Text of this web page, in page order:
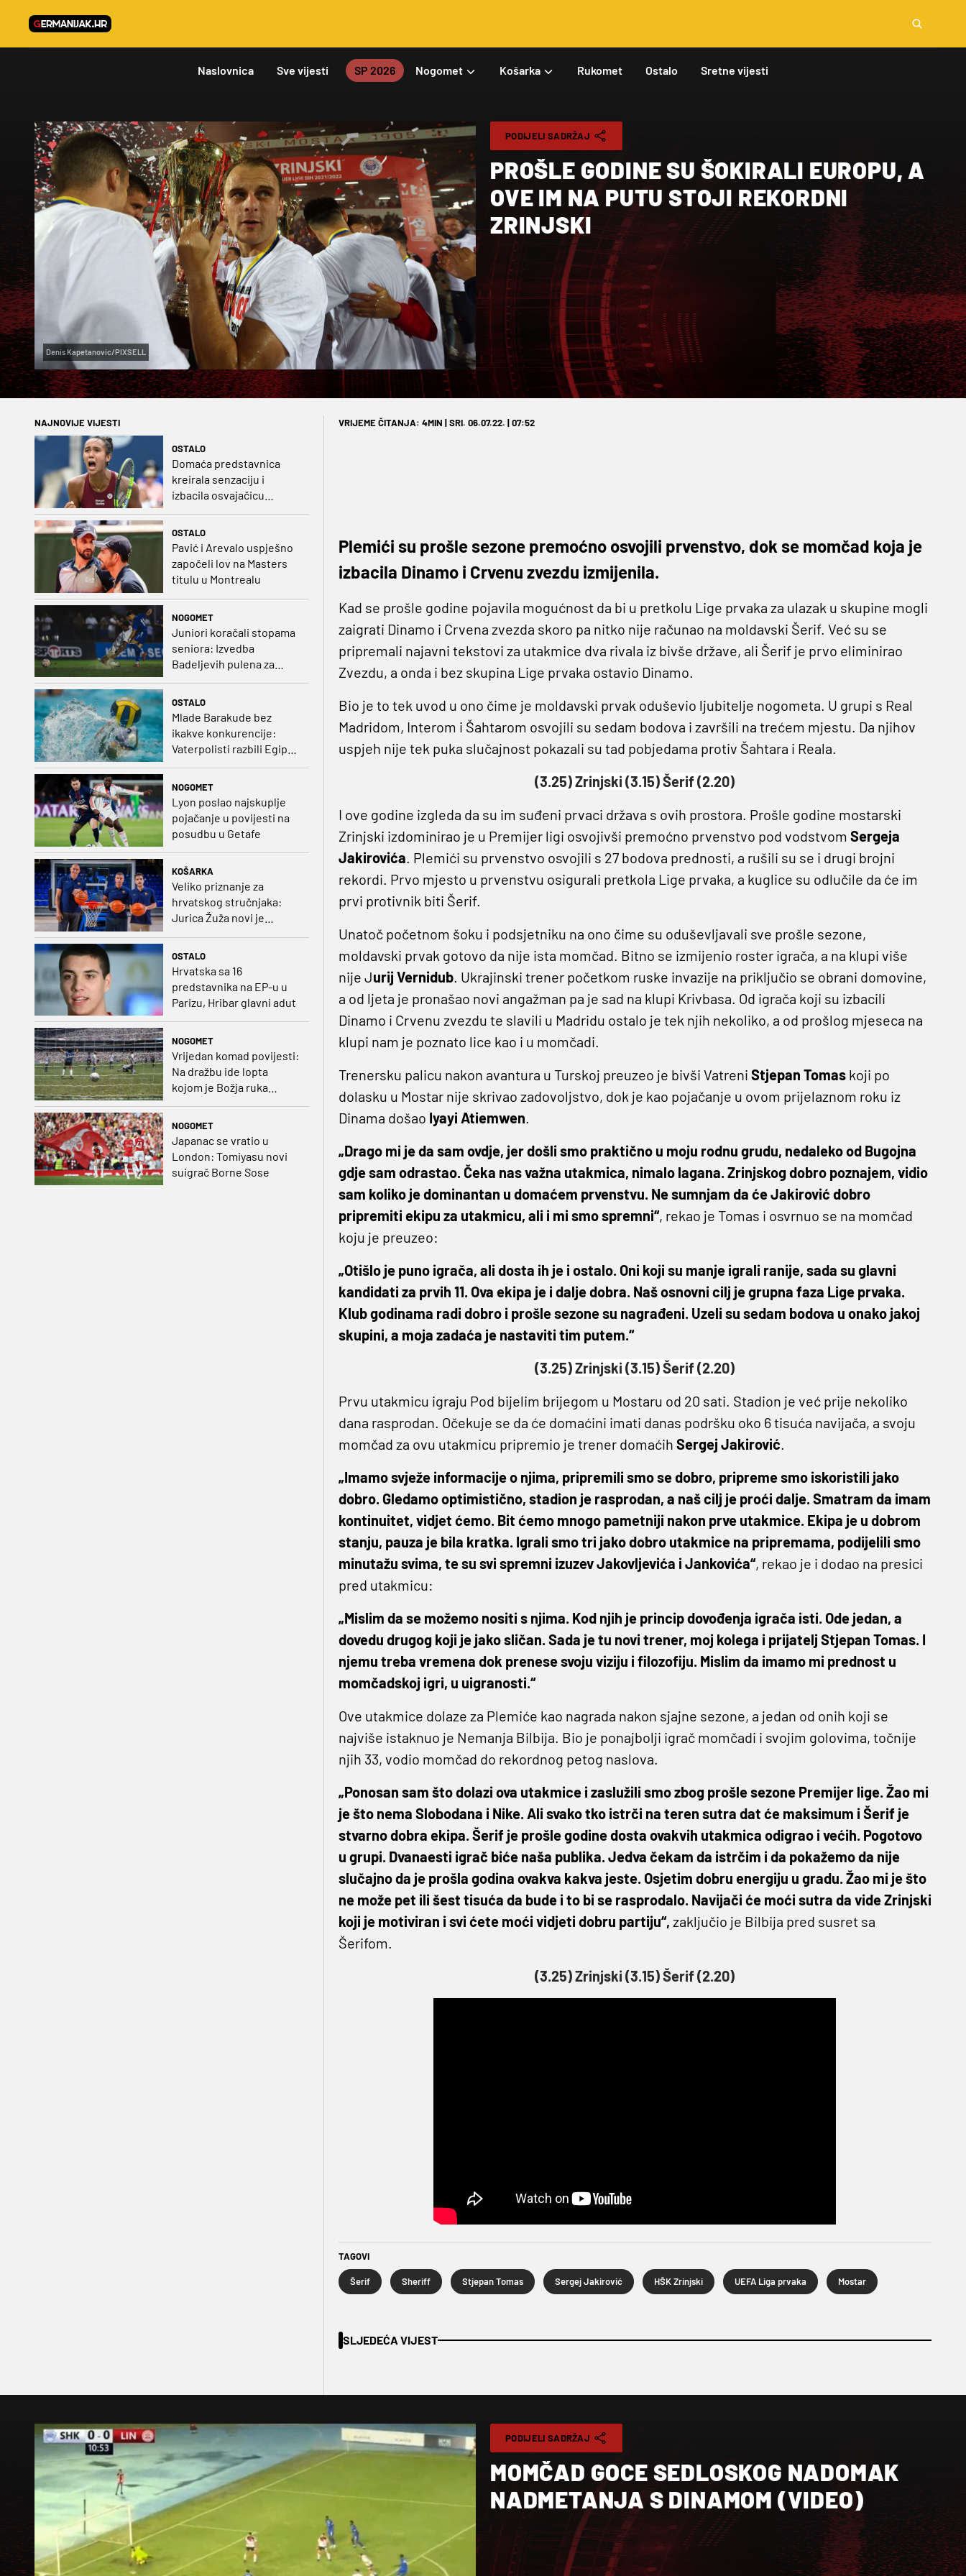
Naslovnica Sve vijesti SP 2026 Nogomet Košarka Rukomet Ostalo Sretne vijesti
Denis Kapetanovic/PIXSELL
PODIJELI SADRŽAJ
PROŠLE GODINE SU ŠOKIRALI EUROPU, A
OVE IM NA PUTU STOJI REKORDNI
ZRINJSKI
NAJNOVIJE VIJESTI
OSTALO
Domaća predstavnica
kreirala senzaciju i
izbacila osvajačicu
OSTALO
Pavić i Arevalo uspješno
započeli lov na Masters
titulu u Montrealu
NOGOMET
Juniori koračali stopama
seniora: Izvedba
Badeljevih pulena za
čistu peticu protiv
OSTALO
Mlade Barakude bez
ikakve konkurencije:
Vaterpolisti razbili Egipat
za polufinale SP-a!
NOGOMET
Lyon poslao najskuplje
pojačanje u povijesti na
posudbu u Getafe
KOŠARKA
Veliko priznanje za
hrvatskog stručnjaka:
Jurica Žuža novi je
OSTALO
Hrvatska sa 16
predstavnika na EP-u u
Parizu, Hribar glavni adut
NOGOMET
Vrijedan komad povijesti:
Na dražbu ide lopta
kojom je Božja ruka
NOGOMET
Japanac se vratio u
London: Tomiyasu novi
suigrač Borne Sose
VRIJEME ČITANJA: 4MIN | SRI. 06.07.22. | 07:52
Plemići su prošle sezone premoćno osvojili prvenstvo, dok se momčad koja je
izbacila Dinamo i Crvenu zvezdu izmijenila.
Kad se prošle godine pojavila mogućnost da bi u pretkolu Lige prvaka za ulazak u skupine mogli
zaigrati Dinamo i Crvena zvezda skoro pa nitko nije računao na moldavski Šerif. Već su se
pripremali najavni tekstovi za utakmice dva rivala iz bivše države, ali Šerif je prvo eliminirao
Zvezdu, a onda i bez skupina Lige prvaka ostavio Dinamo.
Bio je to tek uvod u ono čime je moldavski prvak oduševio ljubitelje nogometa. U grupi s Real
Madridom, Interom i Šahtarom osvojili su sedam bodova i završili na trećem mjestu. Da njihov
uspjeh nije tek puka slučajnost pokazali su tad pobjedama protiv Šahtara i Reala.
(3.25) Zrinjski (3.15) Šerif (2.20)
I ove godine izgleda da su im suđeni prvaci država s ovih prostora. Prošle godine mostarski
Zrinjski izdominirao je u Premijer ligi osvojivši premoćno prvenstvo pod vodstvom Sergeja
Jakirovića. Plemići su prvenstvo osvojili s 27 bodova prednosti, a rušili su se i drugi brojni
rekordi. Prvo mjesto u prvenstvu osigurali pretkola Lige prvaka, a kuglice su odlučile da će im
prvi protivnik biti Šerif.
Unatoč početnom šoku i podsjetniku na ono čime su oduševljavali sve prošle sezone,
moldavski prvak gotovo da nije ista momčad. Bitno se izmijenio roster igrača, a na klupi više
nije Jurij Vernidub. Ukrajinski trener početkom ruske invazije na priključio se obrani domovine,
a od ljeta je pronašao novi angažman pa je sad na klupi Krivbasa. Od igrača koji su izbacili
Dinamo i Crvenu zvezdu te slavili u Madridu ostalo je tek njih nekoliko, a od prošlog mjeseca na
klupi nam je poznato lice kao i u momčadi.
Trenersku palicu nakon avantura u Turskoj preuzeo je bivši Vatreni Stjepan Tomaskoji po
dolasku u Mostar nije skrivao zadovoljstvo, dok je kao pojačanje u ovom prijelaznom roku iz
Dinama došao Iyayi Atiemwen.
„Drago mi je da sam ovdje, jer došli smo praktično u moju rodnu grudu, nedaleko od Bugojna
gdje sam odrastao. Čeka nas važna utakmica, nimalo lagana. Zrinjskog dobro poznajem, vidio
sam koliko je dominantan u domaćem prvenstvu. Ne sumnjam da će Jakirović dobro
pripremiti ekipu za utakmicu, ali i mi smo spremni“, rekao je Tomas i osvrnuo se na momčad
koju je preuzeo:
„Otišlo je puno igrača, ali dosta ih je i ostalo. Oni koji su manje igrali ranije, sada su glavni
kandidati za prvih 11. Ova ekipa je i dalje dobra. Naš osnovni cilj je grupna faza Lige prvaka.
Klub godinama radi dobro i prošle sezone su nagrađeni. Uzeli su sedam bodova u onako jakoj
skupini, a moja zadaća je nastaviti tim putem.“
(3.25) Zrinjski (3.15) Šerif (2.20)
Prvu utakmicu igraju Pod bijelim brijegom u Mostaru od 20 sati. Stadion je već prije nekoliko
dana rasprodan. Očekuje se da će domaćini imati danas podršku oko 6 tisuća navijača, a svoju
momčad za ovu utakmicu pripremio je trener domaćih Sergej Jakirović.
„Imamo svježe informacije o njima, pripremili smo se dobro, pripreme smo iskoristili jako
dobro. Gledamo optimistično, stadion je rasprodan, a naš cilj je proći dalje. Smatram da imam
kontinuitet, vidjet ćemo. Bit ćemo mnogo pametniji nakon prve utakmice. Ekipa je u dobrom
stanju, pauza je bila kratka. Igrali smo tri jako dobro utakmice na pripremama, podijelili smo
minutažu svima, te su svi spremni izuzev Jakovljevića i Jankovića“, rekao je i dodao na presici
pred utakmicu:
„Mislim da se možemo nositi s njima. Kod njih je princip dovođenja igrača isti. Ode jedan, a
dovedu drugog koji je jako sličan. Sada je tu novi trener, moj kolega i prijatelj Stjepan Tomas. I
njemu treba vremena dok prenese svoju viziju i filozofiju. Mislim da imamo mi prednost u
momčadskoj igri, u uigranosti.“
Ove utakmice dolaze za Plemiće kao nagrada nakon sjajne sezone, a jedan od onih koji se
najviše istaknuo je Nemanja Bilbija. Bio je ponajbolji igrač momčadi i svojim golovima, točnije
njih 33, vodio momčad do rekordnog petog naslova.
„Ponosan sam što dolazi ova utakmice i zaslužili smo zbog prošle sezone Premijer lige. Žao mi
je što nema Slobodana i Nike. Ali svako tko istrči na teren sutra dat će maksimum i Šerif je
stvarno dobra ekipa. Šerif je prošle godine dosta ovakvih utakmica odigrao i većih. Pogotovo
u grupi. Dvanaesti igrač biće naša publika. Jedva čekam da istrčim i da pokažemo da nije
slučajno da je prošla godina ovakva kakva jeste. Osjetim dobru energiju u gradu. Žao mi je što
ne može pet ili šest tisuća da bude i to bi se rasprodalo. Navijači će moći sutra da vide Zrinjski
koji je motiviran i svi ćete moći vidjeti dobru partiju“, zaključio je Bilbija pred susret sa
Šerifom.
(3.25) Zrinjski (3.15) Šerif (2.20)
TAGOVI
Šerif Sheriff Stjepan Tomas Sergej Jakirović HŠK Zrinjski UEFA Liga prvaka Mostar
SLJEDEĆA VIJEST
PODIJELI SADRŽAJ
MOMČAD GOCE SEDLOSKOG NADOMAK
NADMETANJA S DINAMOM (VIDEO)